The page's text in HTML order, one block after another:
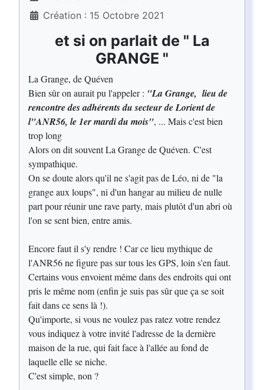
Création : 15 Octobre 2021
et si on parlait de " La
GRANGE "
La Grange, de Quéven
Bien sûr on aurait pu l'appeler : "La Grange, lieu de
rencontre des adhérents du secteur de Lorient de
l"ANR56, le 1er mardi du mois", ... Mais c'est bien
trop long
Alors on dit souvent La Grange de Quéven. C'est
sympathique.
On se doute alors qu'il ne s'agit pas de Léo, ni de "la
grange aux loups", ni d'un hangar au milieu de nulle
part pour réunir une rave party, mais plutôt d'un abri où
l'on se sent bien, entre amis.
Encore faut il s'y rendre ! Car ce lieu mythique de
l'ANR56 ne figure pas sur tous les GPS, loin s'en faut.
Certains vous envoient même dans des endroits qui ont
pris le même nom (enfin je suis pas sûr que ça se soit
fait dans ce sens là !).
Qu'importe, si vous ne voulez pas ratez votre rendez
vous indiquez à votre invité l'adresse de la dernière
maison de la rue, qui fait face à l'allée au fond de
laquelle elle se niche.
C'est simple, non ?